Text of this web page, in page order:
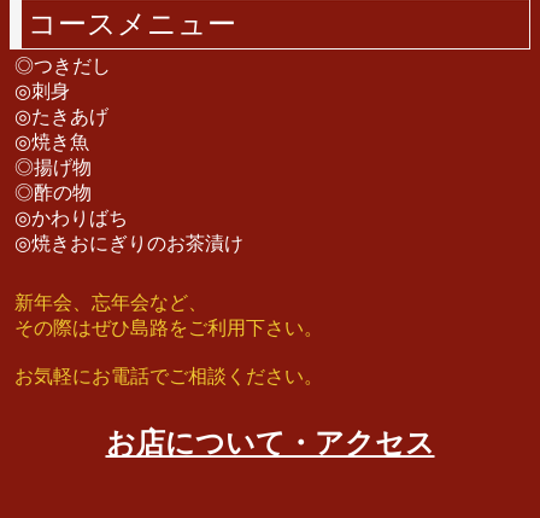
コースメニュー
◎つきだし
◎刺身
◎たきあげ
◎焼き魚
◎揚げ物
◎酢の物
◎かわりばち
◎焼きおにぎりのお茶漬け
新年会、忘年会など、
その際はぜひ島路をご利用下さい。
お気軽にお電話でご相談ください。
お店について・アクセス